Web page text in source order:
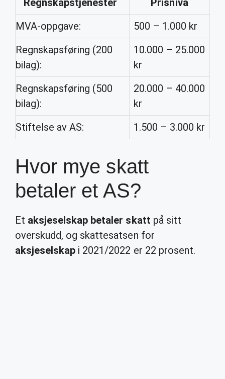
Regnskapstjenester
Prisnivå
MVA-oppgave:
500 – 1.000 kr
Regnskapsføring (200
bilag):
10.000 – 25.000
kr
Regnskapsføring (500
bilag):
20.000 – 40.000
kr
Stiftelse av AS:
1.500 – 3.000 kr
Hvor mye skatt
betaler et AS?
Et aksjeselskap betaler skatt på sitt
overskudd, og skattesatsen for
aksjeselskap i 2021/2022 er 22 prosent.